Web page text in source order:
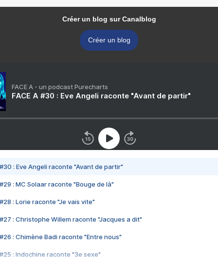
Créer un blog sur Canalblog
Créer un blog
FACE A - un podcast Purecharts
FACE A #30 : Eve Angeli raconte "Avant de partir"
#30 : Eve Angeli raconte "Avant de partir"
#29 : MC Solaar raconte "Bouge de là"
#28 : Lorie raconte "Je vais vite"
#27 : Christophe Willem raconte "Jacques a dit"
#26 : Chimène Badi raconte "Entre nous"
#25 : Indochine raconte "3e sexe"